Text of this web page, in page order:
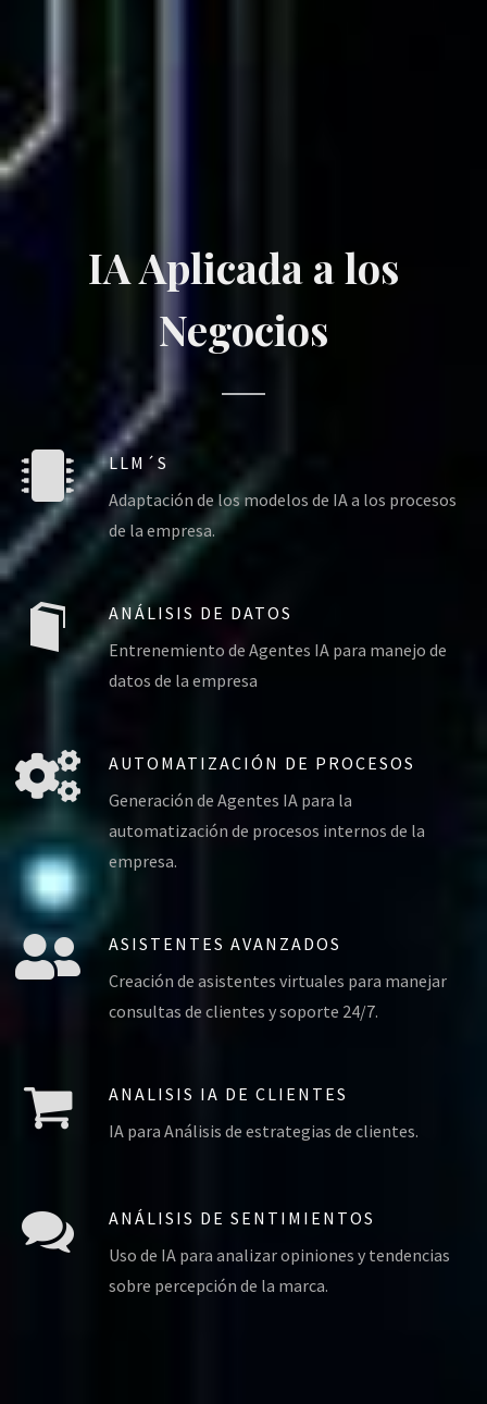
IA Aplicada a los
Negocios
LLM´S
Adaptación de los modelos de IA a los procesos
de la empresa.
ANÁLISIS DE DATOS
Entrenemiento de Agentes IA para manejo de
datos de la empresa
AUTOMATIZACIÓN DE PROCESOS
Generación de Agentes IA para la
automatización de procesos internos de la
empresa.
ASISTENTES AVANZADOS
Creación de asistentes virtuales para manejar
consultas de clientes y soporte 24/7.
ANALISIS IA DE CLIENTES
IA para Análisis de estrategias de clientes.
ANÁLISIS DE SENTIMIENTOS
Uso de IA para analizar opiniones y tendencias
sobre percepción de la marca.